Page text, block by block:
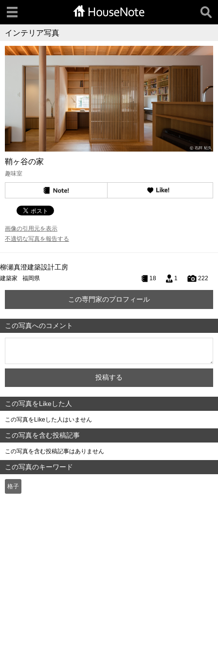
インテリア写真
鞘ヶ谷の家
趣味室
画像の引用元を表示
不適切な写真を報告する
柳瀬真澄建築設計工房
建築家 福岡県 18 1 222
この専門家のプロフィール
この写真へのコメント
この写真をLikeした人
この写真をLikeした人はいません
この写真を含む投稿記事
この写真を含む投稿記事はありません
この写真のキーワード
格子